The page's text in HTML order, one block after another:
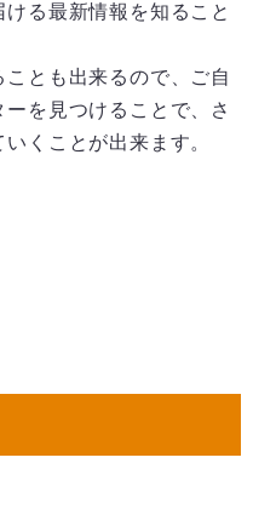
る最新情報を知ること
とも出来るので、ご自
を見つけることで、さ
くことが出来ます。